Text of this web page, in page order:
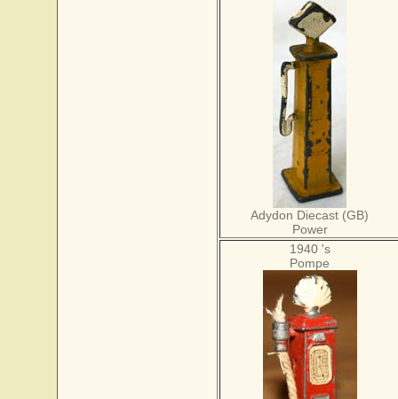
Adydon Diecast (GB)
Power
1940 's
Pompe